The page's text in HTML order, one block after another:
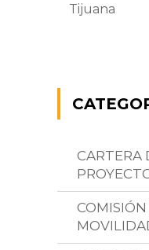
Tijuana
CARTERA
COMISIÓN